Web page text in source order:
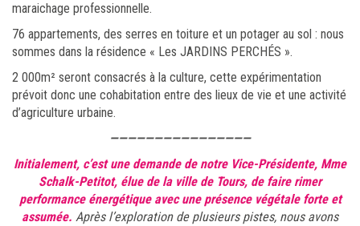
maraichage professionnelle.
76 appartements, des serres en toiture et un potager au sol : nous
sommes dans la résidence « Les JARDINS PERCHÉS ».
2 000m² seront consacrés à la culture, cette expérimentation
prévoit donc une cohabitation entre des lieux de vie et une activité
d’agriculture urbaine.
————————————————
Initialement, c’est une demande de notre Vice-Présidente, Mme
Schalk-Petitot, élue de la ville de Tours, de faire rimer
performance énergétique avec une présence végétale forte et
assumée. Après l’exploration de plusieurs pistes, nous avons